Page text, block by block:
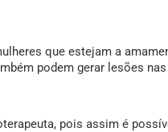
que estejam a
podem gerar lesões
pois assim é